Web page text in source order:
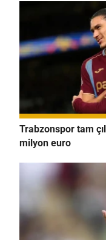
Trabzonspor tam
milyon euro